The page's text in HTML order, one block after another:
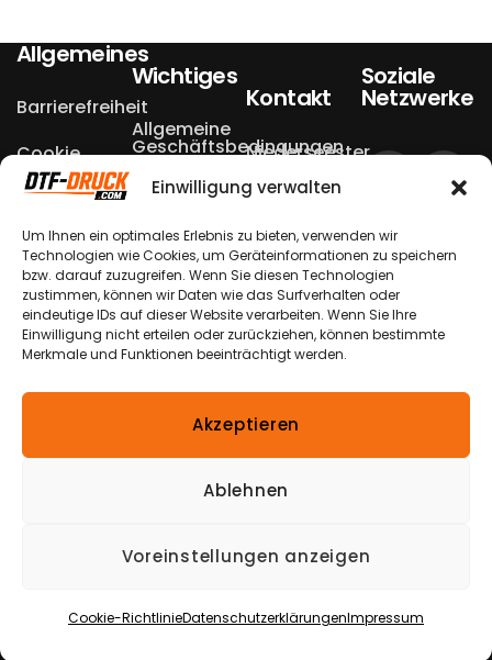
Einwilligung verwalten
Um Ihnen ein optimales Erlebnis zu bieten, verwenden wir
Technologien wie Cookies, um Geräteinformationen zu speichern
bzw. darauf zuzugreifen. Wenn Sie diesen Technologien
zustimmen, können wir Daten wie das Surfverhalten oder
eindeutige IDs auf dieser Website verarbeiten. Wenn Sie Ihre
Einwilligung nicht erteilen oder zurückziehen, können bestimmte
Merkmale und Funktionen beeinträchtigt werden.
Akzeptieren
Ablehnen
Voreinstellungen anzeigen
Cookie-RichtlinieDatenschutzerklärungenImpressum
Allgemeines
Barrierefreiheit
Cookie
Einstellungen
Bewertungen
Nutzungsbedingungen
Verpackungshinweis
Widerrufen
Wichtiges
Allgemeine
Geschäftsbedingungen
Datenschutzerklärungen
Widerrufsbelehrungen
Versandkosten
& -arten
Zahlungsmöglichkeiten
Impressum
Kontakt
Niederseester
Weg 13a
– Halen
+49 174
870 1900
info@dtf-
Soziale
Netzwerke
*Alle Preise inkl. gesetzl. Mehrwertsteuer
zzgl.Versandkostenund ggf. Nachnahmegebühren,
wenn nicht anders beschrieben.
ursprünglichen Preis.
vorbehalten|Eine Webseite vonMiba Media e. K.